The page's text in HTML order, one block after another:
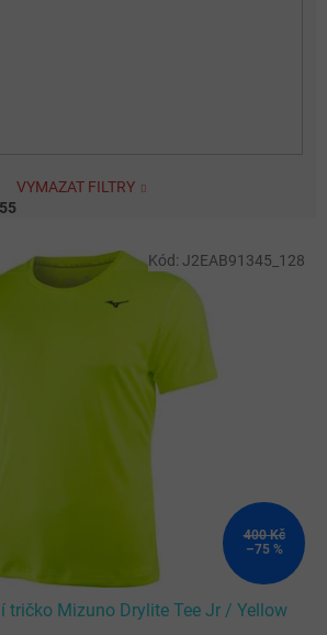
VYMAZAT FILTRY
55
400 Kč
–75 %
tričko Mizuno Drylite Tee Jr / Yellow
Kód: J2EAB91345_128